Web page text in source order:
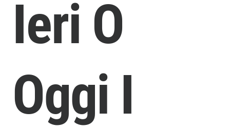
Ieri O
Oggi I